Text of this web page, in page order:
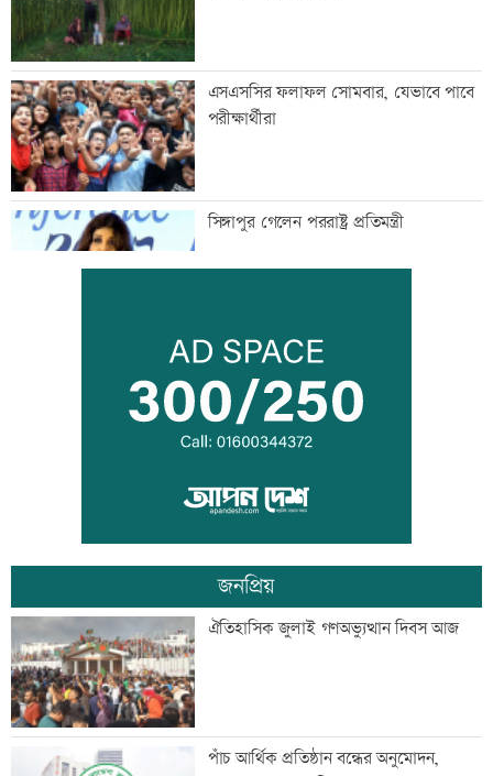
এসএসসির ফলাফল সোমবার, যেভাবে পাবে
পরীক্ষার্থীরা
সিঙ্গাপুর গেলেন পররাষ্ট্র প্রতিমন্ত্রী
মাতারবাড়ি পৌঁছেছেন প্রধানমন্ত্রী
ওবায়দুল কাদেরসহ ৭ আসামির বিরুদ্ধে
ট্রাইব্যুনালে তৃতীয় দিনের যুক্তিতর্ক আজ
বিদেশ পালানোর সময় বড় সাজ্জাদের ভাই
আটক
বাবাকে শেষ বিদায় জানাতে রোজারিওতে
জনপ্রিয়
ঐতিহাসিক জুলাই গণঅভ্যুত্থান দিবস আজ
পাঁচ আর্থিক প্রতিষ্ঠান বন্ধের অনুমোদন,